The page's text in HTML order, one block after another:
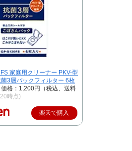
家庭用クリーナー PKV-型
3層パックフィルター 6枚
価格：1,200円（税込、送料
時点)
楽天で購入